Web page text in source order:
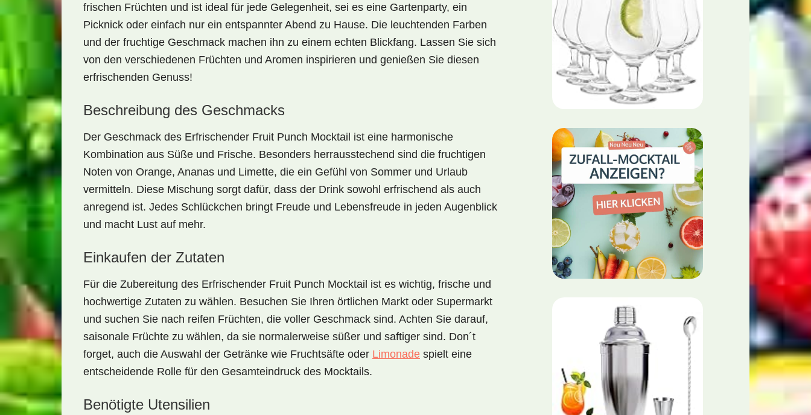
frischen Früchten und ist ideal für jede Gelegenheit, sei es eine Gartenparty, ein
Picknick oder einfach nur ein entspannter Abend zu Hause. Die leuchtenden Farben
und der fruchtige Geschmack machen ihn zu einem echten Blickfang. Lassen Sie sich
von den verschiedenen Früchten und Aromen inspirieren und genießen Sie diesen
erfrischenden Genuss!
Beschreibung des Geschmacks
Der Geschmack des Erfrischender Fruit Punch Mocktail ist eine harmonische
Kombination aus Süße und Frische. Besonders herrausstechend sind die fruchtigen
Noten von Orange, Ananas und Limette, die ein Gefühl von Sommer und Urlaub
vermitteln. Diese Mischung sorgt dafür, dass der Drink sowohl erfrischend als auch
anregend ist. Jedes Schlückchen bringt Freude und Lebensfreude in jeden Augenblick
und macht Lust auf mehr.
Einkaufen der Zutaten
Für die Zubereitung des Erfrischender Fruit Punch Mocktail ist es wichtig, frische und
hochwertige Zutaten zu wählen. Besuchen Sie Ihren örtlichen Markt oder Supermarkt
und suchen Sie nach reifen Früchten, die voller Geschmack sind. Achten Sie darauf,
saisonale Früchte zu wählen, da sie normalerweise süßer und saftiger sind. Don´t
forget, auch die Auswahl der Getränke wie Fruchtsäfte oder Limonade spielt eine
entscheidende Rolle für den Gesamteindruck des Mocktails.
Benötigte Utensilien